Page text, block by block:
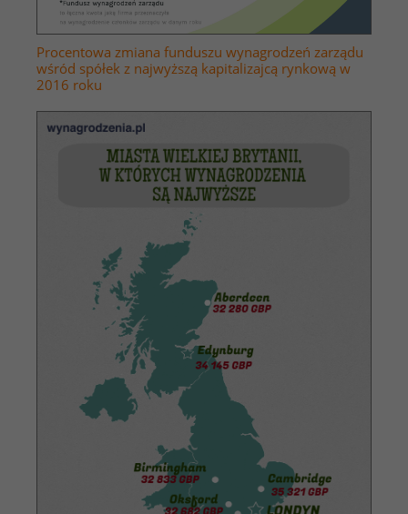
Procentowa zmiana funduszu wynagrodzeń zarządu
wśród spółek z najwyższą kapitalizajcą rynkową w
2016 roku